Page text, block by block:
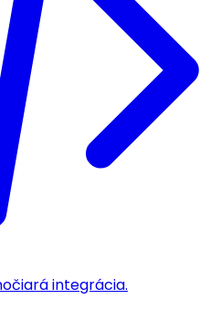
integrácia.